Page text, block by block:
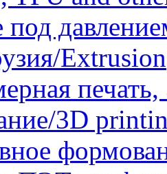
Extrusion
3D